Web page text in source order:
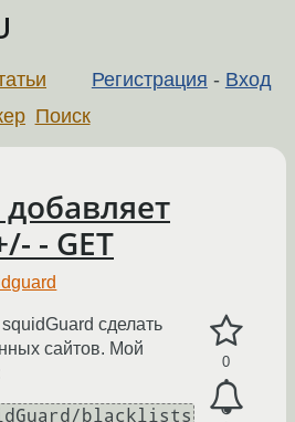
Регистрация - Вход
Поиск
- GET
0
сделать
сайтов. Мой
blacklists